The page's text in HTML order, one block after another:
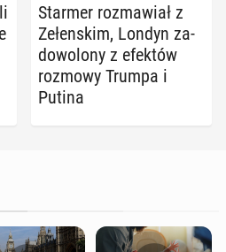
Starmer roz­ma­wiał z
Ze­łen­skim, Londyn za­
do­wo­lo­ny z efektów
rozmowy Trumpa i
Putina